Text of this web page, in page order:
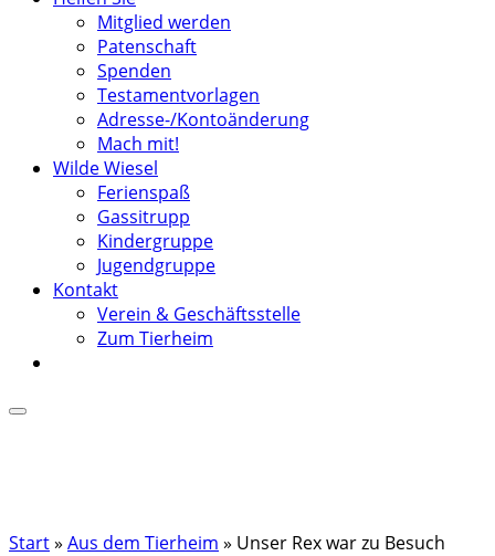
Mitglied werden
Patenschaft
Spenden
Testamentvorlagen
Adresse-/Kontoänderung
Mach mit!
Wilde Wiesel
Ferienspaß
Gassitrupp
Kindergruppe
Jugendgruppe
Kontakt
Verein & Geschäftsstelle
Zum Tierheim
Start» Aus dem Tierheim » Unser Rex war zu Besuch